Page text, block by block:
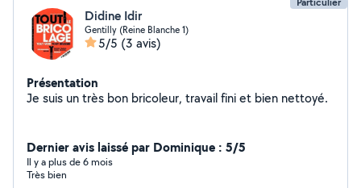
Didine Idir
Gentilly (Reine Blanche 1)
5/5 (3 avis)
Présentation
Je suis un très bon bricoleur, travail fini et bien nettoyé.
Dernier avis laissé par Dominique : 5/5
Il y a plus de 6 mois
Très bien